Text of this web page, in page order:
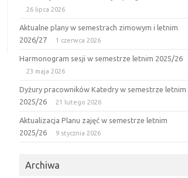
26 lipca 2026
Aktualne plany w semestrach zimowym i letnim
2026/27
1 czerwca 2026
Harmonogram sesji w semestrze letnim 2025/26
23 maja 2026
Dyżury pracowników Katedry w semestrze letnim
2025/26
21 lutego 2026
Aktualizacja Planu zajęć w semestrze letnim
2025/26
9 stycznia 2026
Archiwa